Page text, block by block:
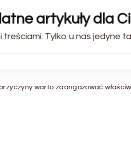
artykuły dla
Tylko u nas jedyne
warto zaangażować